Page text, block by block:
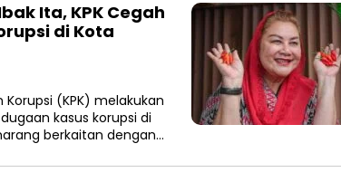
Ita, KPK Cegah
di Kota
Korupsi (KPK) melakukan
kasus korupsi di
berkaitan dengan…